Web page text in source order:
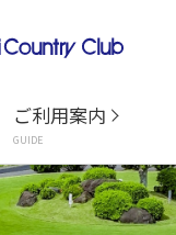
ご利用案内
GUIDE